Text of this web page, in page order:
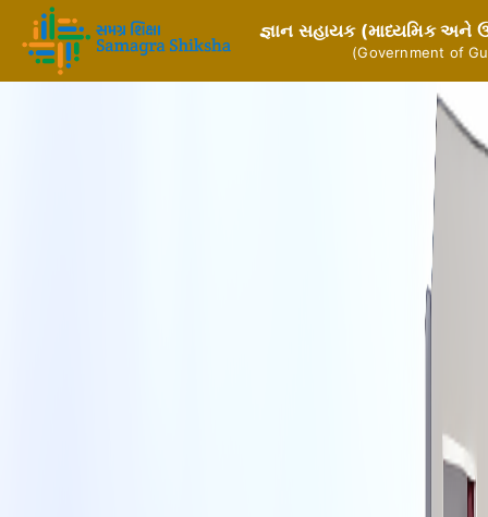
જ્ઞાન સહાયક (માધ્યમિક અને
(Government of